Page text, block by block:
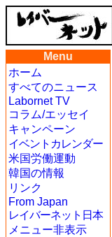
Menu
ホーム
すべてのニュース
Labornet TV
コラム/エッセイ
キャンペーン
イベントカレンダー
米国労働運動
韓国の情報
リンク
From Japan
レイバーネット日本
メニュー非表示